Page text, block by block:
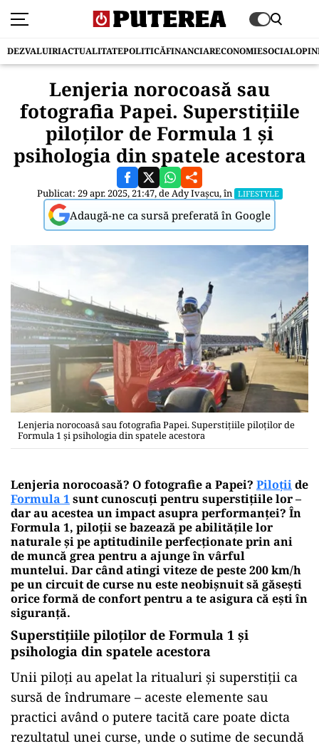
DEZVALUIRIACTUALITATEPOLITICĂFINANCIARECONOMIESOCIAL
Lenjeria norocoasă sau
fotografia Papei. Superstiţiile
piloţilor de Formula 1 şi
psihologia din spatele acestora
Publicat: 29 apr. 2025, 21:47, deAdy Ivașcu, în LIFESTYLE
Adaugă-ne ca sursă preferată în Google
Lenjeria norocoasă sau fotografia Papei. Superstiţiile piloţilor de
Formula 1 şi psihologia din spatele acestora
Lenjeria norocoasă? O fotografie a Papei? Piloțiide
Formula 1sunt cunoscuți pentru superstițiile lor –
dar au acestea un impact asupra performanței? În
Formula 1, piloții se bazează pe abilitățile lor
naturale și pe aptitudinile perfecționate prin ani
de muncă grea pentru a ajunge în vârful
muntelui. Dar când atingi viteze de peste 200 km/h
pe un circuit de curse nu este neobișnuit să găsești
orice formă de confort pentru a te asigura că ești în
siguranță.
Superstiţiile piloţilor de Formula 1 şi
psihologia din spatele acestora
Unii piloți au apelat la ritualuri și superstiții ca
sursă de îndrumare – aceste elemente sau
practici având o putere tacită care poate dicta
rezultatul unei curse, unde o sutime de secundă